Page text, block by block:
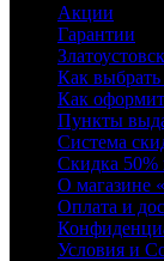
Акции
Гарантии
Как
Как
Пункты
Система
Скидка 50%
О магазине
Оплата и
Условия и